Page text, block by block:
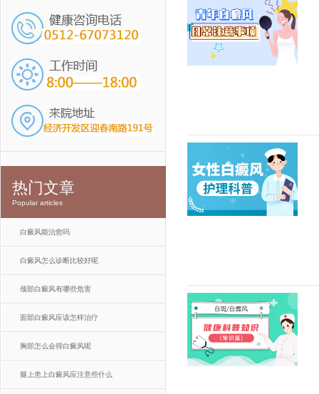
热门文章
Popular articles
白癜风能治愈吗
白癜风怎么诊断比较好呢
颈部白癜风有哪些危害
面部白癜风应该怎样治疗
胸部怎么会得白癜风呢
腿上患上白癜风应注意些什么